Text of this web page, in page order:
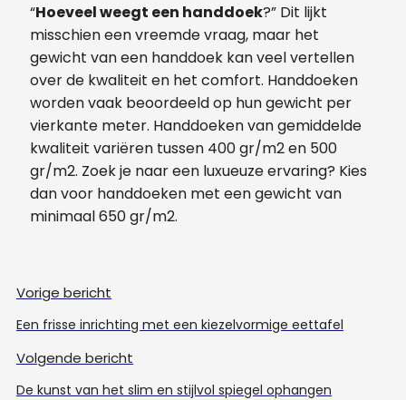
“Hoeveel weegt een handdoek?” Dit lijkt
misschien een vreemde vraag, maar het
gewicht van een handdoek kan veel vertellen
over de kwaliteit en het comfort. Handdoeken
worden vaak beoordeeld op hun gewicht per
vierkante meter. Handdoeken van gemiddelde
kwaliteit variëren tussen 400 gr/m2 en 500
gr/m2. Zoek je naar een luxueuze ervaring? Kies
dan voor handdoeken met een gewicht van
minimaal 650 gr/m2.
Vorige bericht
Een frisse inrichting met een kiezelvormige eettafel
Volgende bericht
De kunst van het slim en stijlvol spiegel ophangen